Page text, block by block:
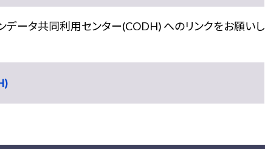
ータ共同利用センター(CODH) へのリンクをお願いし